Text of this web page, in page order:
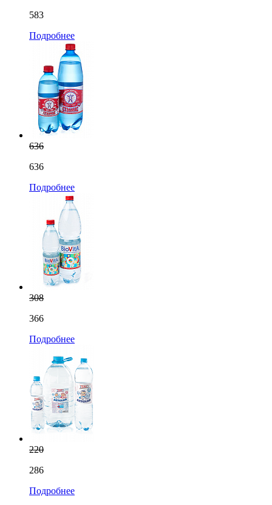
583
Подробнее
636
636
Подробнее
308
366
Подробнее
220
286
Подробнее